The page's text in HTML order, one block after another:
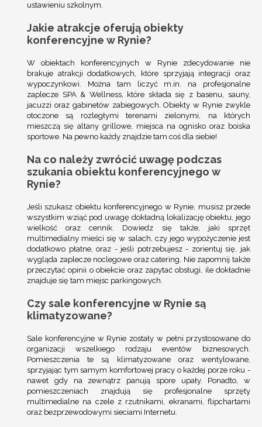
ustawieniu szkolnym.
Jakie atrakcje oferują obiekty
konferencyjne w Rynie?
W obiektach konferencyjnych w Rynie zdecydowanie nie
brakuje atrakcji dodatkowych, które sprzyjają integracji oraz
wypoczynkowi. Można tam liczyć m.in. na profesjonalne
zaplecze SPA & Wellness, które składa się z basenu, sauny,
jacuzzi oraz gabinetów zabiegowych. Obiekty w Rynie zwykle
otoczone są rozległymi terenami zielonymi, na których
mieszczą się altany grillowe, miejsca na ognisko oraz boiska
sportowe. Na pewno każdy znajdzie tam coś dla siebie!
Na co należy zwrócić uwagę podczas
szukania obiektu konferencyjnego w
Rynie?
Jeśli szukasz obiektu konferencyjnego w Rynie, musisz przede
wszystkim wziąć pod uwagę dokładną lokalizację obiektu, jego
wielkość oraz cennik. Dowiedz się także, jaki sprzęt
multimedialny mieści się w salach, czy jego wypożyczenie jest
dodatkowo płatne, oraz - jeśli potrzebujesz - zorientuj się, jak
wygląda zaplecze noclegowe oraz catering. Nie zapomnij także
przeczytać opinii o obiekcie oraz zapytać obsługi, ile dokładnie
znajduje się tam miejsc parkingowych.
Czy sale konferencyjne w Rynie są
klimatyzowane?
Sale konferencyjne w Rynie zostały w pełni przystosowane do
organizacji wszelkiego rodzaju eventów biznesowych.
Pomieszczenia te są klimatyzowane oraz wentylowane,
sprzyjając tym samym komfortowej pracy o każdej porze roku -
nawet gdy na zewnątrz panują spore upały. Ponadto, w
pomieszczeniach znajdują się profesjonalne sprzęty
multimedialne na czele z rzutnikami, ekranami, flipchartami
oraz bezprzewodowymi sieciami Internetu.